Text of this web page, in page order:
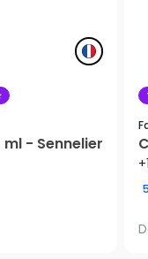
- Sennelier